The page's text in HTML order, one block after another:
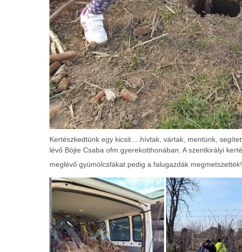
Kertészkedtünk egy kicsit….hívtak, vártak, mentünk,
lévő Böjte Csaba ofm.gyerekotthonában. A szentkirályi
meglévő gyümölcsfákat pedig a falugazdák